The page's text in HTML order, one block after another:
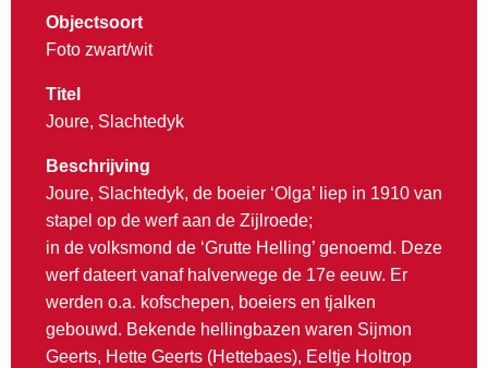
Objectsoort
Foto zwart/wit
Titel
Joure, Slachtedyk
Beschrijving
Joure, Slachtedyk, de boeier ‘Olga’ liep in 1910 van
stapel op de werf aan de Zijlroede;
in de volksmond de ‘Grutte Helling’ genoemd. Deze
werf dateert vanaf halverwege de 17e eeuw. Er
werden o.a. kofschepen, boeiers en tjalken
gebouwd. Bekende hellingbazen waren Sijmon
Geerts, Hette Geerts (Hettebaes), Eeltje Holtrop